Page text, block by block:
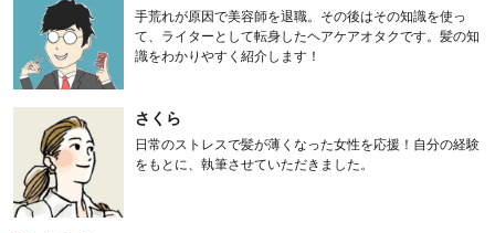
手荒れが原因で美容師を退職。その後はその知識を使っ
て、ライターとして転身したヘアケアオタクです。髪の知
識をわかりやすく紹介します！
さくら
日常のストレスで髪が薄くなった女性を応援！自分の経験
をもとに、執筆させていただきました。